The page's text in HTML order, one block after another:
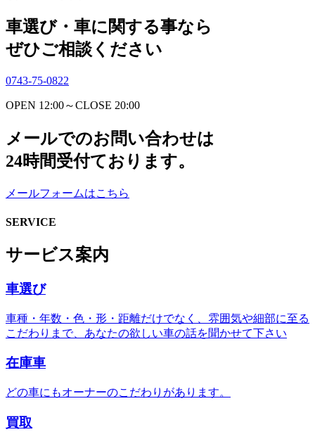
車選び・車に関する事なら
ぜひご相談ください
0743-75-0822
OPEN 12:00～CLOSE 20:00
メールでのお問い合わせは
24時間受付ております。
メールフォームはこちら
SERVICE
サービス案内
車選び
車種・年数・色・形・距離だけでなく、雰囲気や細部に至る
こだわりまで、あなたの欲しい車の話を聞かせて下さい
在庫車
どの車にもオーナーのこだわりがあります。
買取